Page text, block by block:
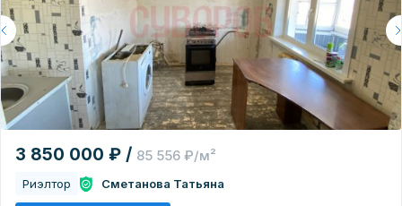
3 850 000 ₽ / 85 556 ₽/м²
Риэлтор Сметанова Татьяна